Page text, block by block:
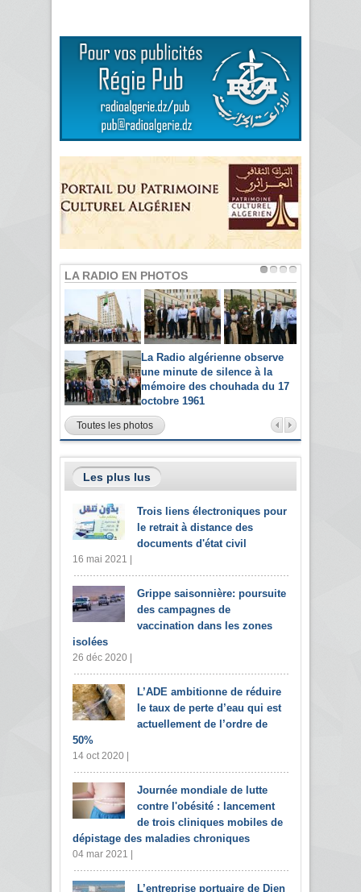
LA RADIO EN PHOTOS
La Radio algérienne observe
une minute de silence à la
mémoire des chouhada du 17
octobre 1961
Toutes les photos
Les plus lus
Trois liens électroniques pour
le retrait à distance des
documents d'état civil
16 mai 2021 |
Grippe saisonnière: poursuite
des campagnes de
vaccination dans les zones
isolées
26 déc 2020 |
L’ADE ambitionne de réduire
le taux de perte d’eau qui est
actuellement de l’ordre de
50%
14 oct 2020 |
Journée mondiale de lutte
contre l'obésité : lancement
de trois cliniques mobiles de
dépistage des maladies chroniques
04 mar 2021 |
L’entreprise portuaire de Djen